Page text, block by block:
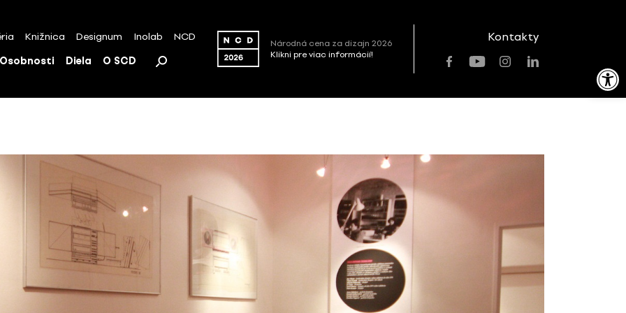
Open toolbar
Knižnica Designum Inolab NCD
Osobnosti Diela O SCD
Národná cena za dizajn 2026
Klikni pre viac informácií!
Kontakty